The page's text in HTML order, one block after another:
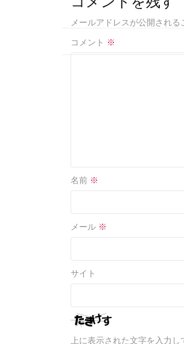
o
o
メールアドレスが公開される
コメント ※
名前 ※
メール ※
サイト
上に表示された文字を入力し